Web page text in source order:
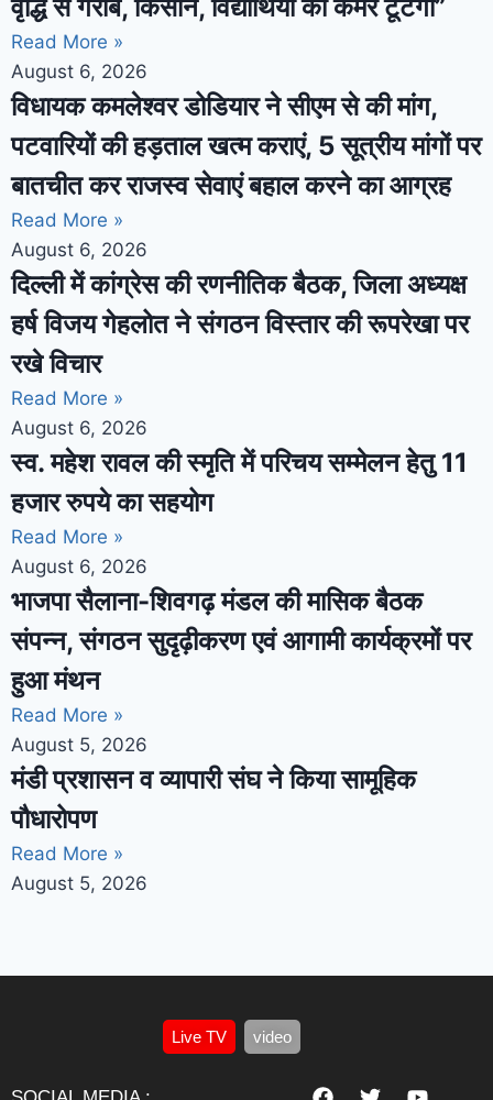
वृद्धि से गरीब, किसान, विद्यार्थियों की कमर टूटेगी”
Read More »
August 6, 2026
विधायक कमलेश्वर डोडियार ने सीएम से की मांग,
पटवारियों की हड़ताल खत्म कराएं, 5 सूत्रीय मांगों पर
बातचीत कर राजस्व सेवाएं बहाल करने का आग्रह
Read More »
August 6, 2026
दिल्ली में कांग्रेस की रणनीतिक बैठक, जिला अध्यक्ष
हर्ष विजय गेहलोत ने संगठन विस्तार की रूपरेखा पर
रखे विचार
Read More »
August 6, 2026
स्व. महेश रावल की स्मृति में परिचय सम्मेलन हेतु 11
हजार रुपये का सहयोग
Read More »
August 6, 2026
भाजपा सैलाना-शिवगढ़ मंडल की मासिक बैठक
संपन्न, संगठन सुदृढ़ीकरण एवं आगामी कार्यक्रमों पर
हुआ मंथन
Read More »
August 5, 2026
मंडी प्रशासन व व्यापारी संघ ने किया सामूहिक
पौधारोपण
Read More »
August 5, 2026
Live TV video